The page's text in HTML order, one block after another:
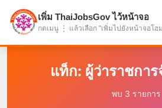
แบ่งปันโอกาส เพื่ออนาคตที่ก้าวหน้
แท็ก: ผู้ว่าราชการ
พบ 3 รายการ
เพิ่ม ThaiJobsGov ไว้หน้าจอ
กดเมนู ⋮ แล้วเลือก "เพิ่มไปยังหน้าจอโฮ